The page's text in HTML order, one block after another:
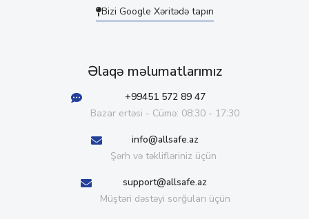
Bizi Google Xəritədə tapın
Əlaqə məlumatlarımız
+99451 572 89 47
Bazar ertəsi - Cümə: 08:30 - 17:30
info@allsafe.az
Şərh və təklifləriniz üçün
support@allsafe.az
Müştəri dəstəyi sorğuları üçün